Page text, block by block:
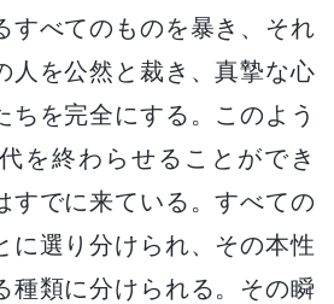
すべてのものを暴き、それ
人を公然と裁き、真摯な心
ちを完全にする。このよう
を終わらせることができ
すでに来ている。すべての
に選り分けられ、その本性
種類に分けられる。その瞬